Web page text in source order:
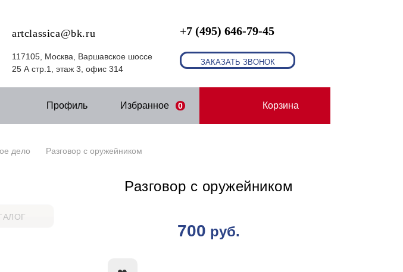
artclassica@bk.ru
117105, Москва, Варшавское шоссе
25 А стр.1, этаж 3, офис 314
+7 (495) 646-79-45
ЗАКАЗАТЬ ЗВОНОК
Профиль Избранное 0 Корзина
дело Разговор с оружейником
Разговор с оружейником
700 руб.